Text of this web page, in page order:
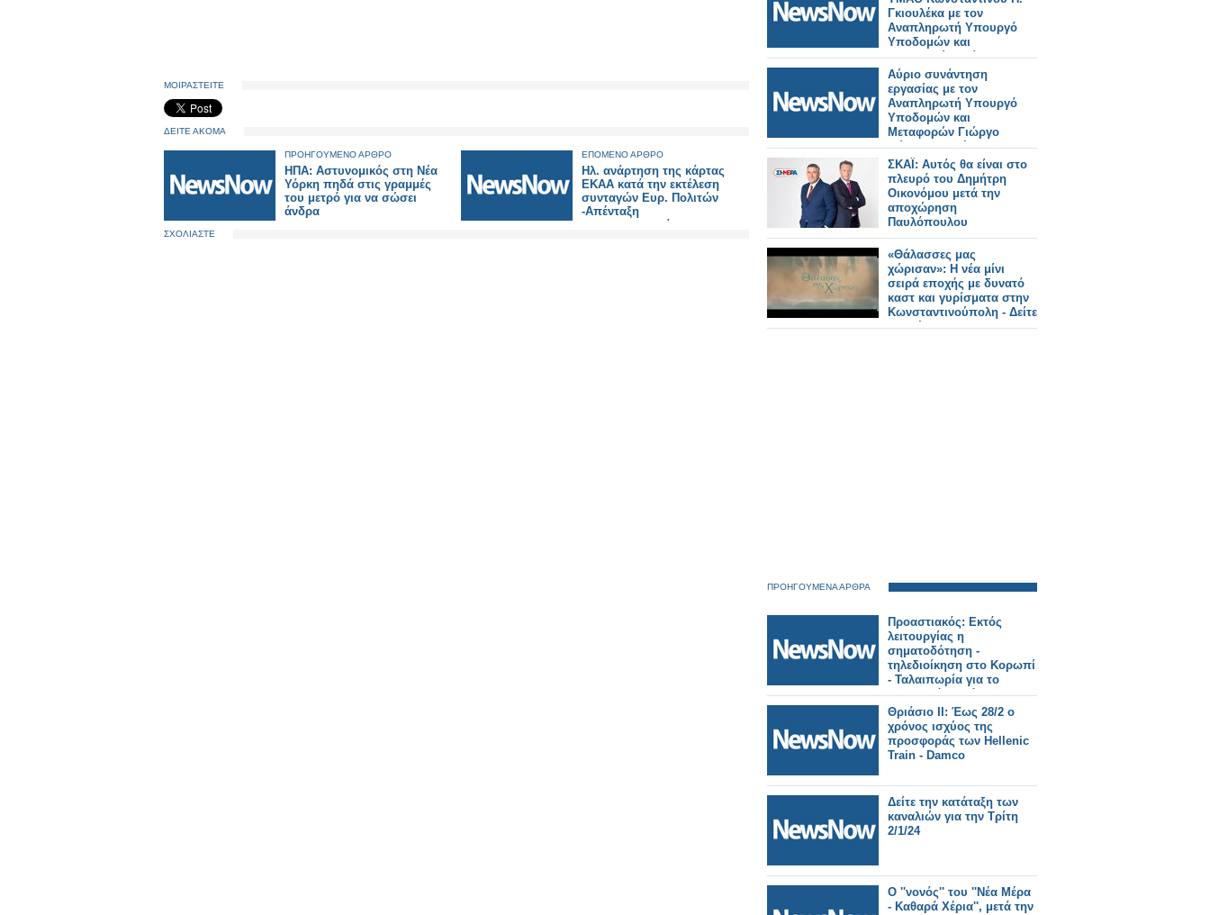
ΜΟΙΡΑΣΤΕΙΤΕ
ΔΕΙΤΕ ΑΚΟΜΑ
ΠΡΟΗΓΟΥΜΕΝΟ ΑΡΘΡΟ
ΗΠΑ: Αστυνομικός στη Νέα
Υόρκη πηδά στις γραμμές
του μετρό για να σώσει
άνδρα
ΕΠΟΜΕΝΟ ΑΡΘΡΟ
Ηλ. ανάρτηση της κάρτας
ΕΚΑΑ κατά την εκτέλεση
συνταγών Ευρ. Πολιτών
-Απένταξη
φαρμ.σκευασμάτων
ΣΧΟΛΙΑΣΤΕ
Γκιουλέκα με τον
Αναπληρωτή Υπουργό
Υποδομών και
Μεταφορών Γιώργο
Κώτσηρα.
Αύριο συνάντηση
εργασίας με τον
Αναπληρωτή Υπουργό
Υποδομών και
Μεταφορών Γιώργο
Κώτσηρα θα έχει ο
Κωνσταντίνος
Γκιουλέκας.
ΣΚΑΪ: Αυτός θα είναι στο
πλευρό του Δημήτρη
Οικονόμου μετά την
αποχώρηση
Παυλόπουλου
«Θάλασσες μας
χώρισαν»: Η νέα μίνι
σειρά εποχής με δυνατό
καστ και γυρίσματα στην
Κωνσταντινούπολη - Δείτε
το τρέιλερ
ΠΡΟΗΓΟΥΜΕΝΑ ΑΡΘΡΑ
Προαστιακός: Εκτός
λειτουργίας η
σηματοδότηση -
τηλεδιοίκηση στο Κορωπί
- Ταλαιπωρία για το
επιβατικό κοινό
Θριάσιο ΙΙ: Έως 28/2 ο
χρόνος ισχύος της
προσφοράς των Hellenic
Train - Damco
Δείτε την κατάταξη των
καναλιών για την Τρίτη
2/1/24
Ο ''νονός'' του ''Νέα Μέρα
- Καθαρά Χέρια'', μετά την